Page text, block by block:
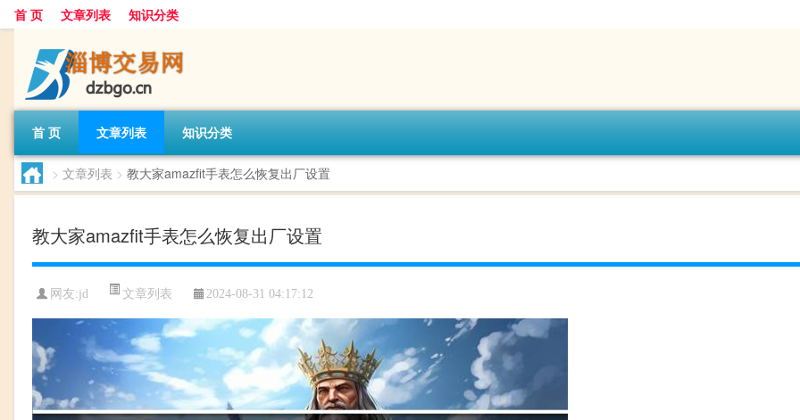
首 页 文章列表 知识分类
首 页 文章列表 知识分类
> 文章列表 > 教大家amazfit手表怎么恢复出厂设置
教大家amazfit手表怎么恢复出厂设置
网友:jd 文章列表 2024-08-31 04:17:12